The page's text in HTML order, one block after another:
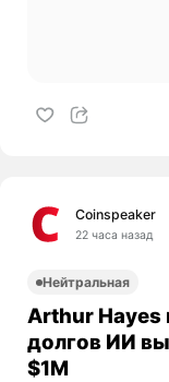
Coinspeaker
22 часа назад
Нейтральная
Arthur Hayes
долгов ИИ
$1M